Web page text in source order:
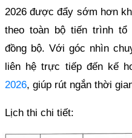
2026 được đẩy sớm hơn
theo toàn bộ tiến trình
đồng bộ. Với góc nhìn
liên hệ trực tiếp đến kế
2026, giúp rút ngắn thời
Lịch thi chi tiết: